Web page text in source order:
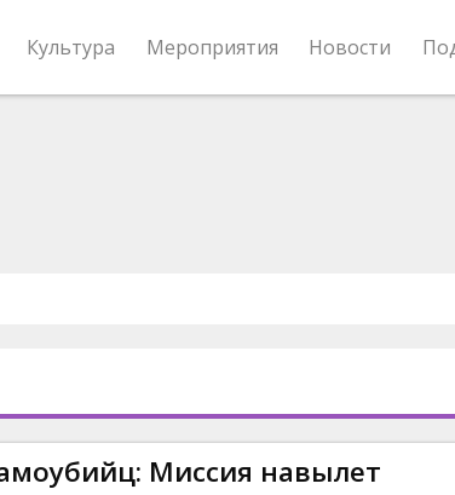
Культура Мероприятия Новости
Миссия навылет